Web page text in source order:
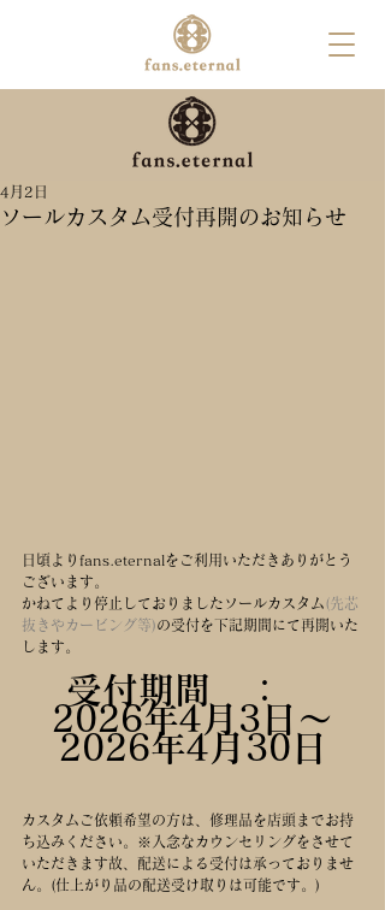
ソールカスタム受付再開のお知らせ
4月2日
日頃よりfans.eternalをご利用いただきありがとう
ございます。
かねてより停止しておりましたソールカスタム(先芯
抜きやカービング等)の受付を下記期間にて再開いた
します。
受付期間　：
2026年4月3日～
2026年4月30日
カスタムご依頼希望の方は、修理品を店頭までお持
ち込みください。※入念なカウンセリングをさせて
いただきます故、配送による受付は承っておりませ
ん。(仕上がり品の配送受け取りは可能です。)